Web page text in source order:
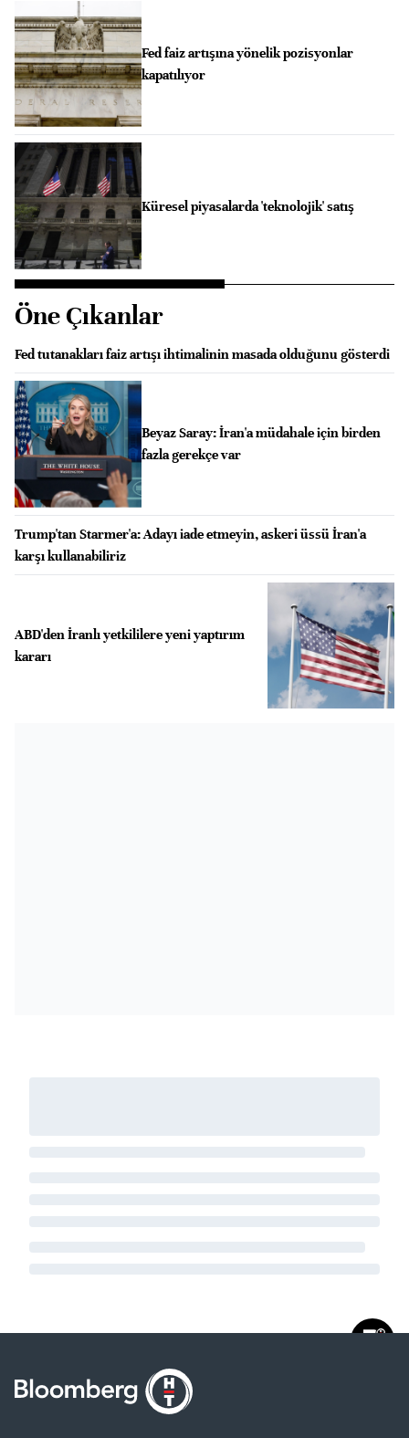
Fed faiz artışına yönelik pozisyonlar
kapatılıyor
Küresel piyasalarda 'teknolojik' satış
Öne Çıkanlar
Fed tutanakları faiz artışı ihtimalinin masada olduğunu gösterdi
Beyaz Saray: İran'a müdahale için birden
fazla gerekçe var
Trump'tan Starmer'a: Adayı iade etmeyin, askeri üssü İran'a
karşı kullanabiliriz
ABD'den İranlı yetkililere yeni yaptırım
kararı